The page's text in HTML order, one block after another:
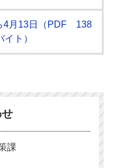
4月13日（PDF 138
イト）
課